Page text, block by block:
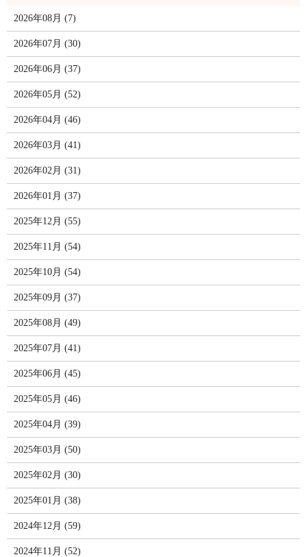
2026年08月 (7)
2026年07月 (30)
2026年06月 (37)
2026年05月 (52)
2026年04月 (46)
2026年03月 (41)
2026年02月 (31)
2026年01月 (37)
2025年12月 (55)
2025年11月 (54)
2025年10月 (54)
2025年09月 (37)
2025年08月 (49)
2025年07月 (41)
2025年06月 (45)
2025年05月 (46)
2025年04月 (39)
2025年03月 (50)
2025年02月 (30)
2025年01月 (38)
2024年12月 (59)
2024年11月 (52)